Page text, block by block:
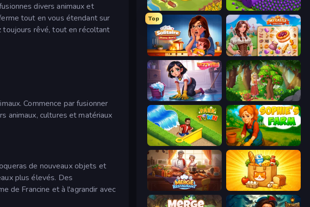
divers animaux et
tout en vous étendant sur
toujours rêvé, tout en récoltant
Commence par fusionner
animaux, cultures et matériaux
de nouveaux objets et
plus élevés. Des
de Francine et à l'agrandir avec
Castle Craft Magic School
Top
Solitaire Home Story My Castle: Merge & Story
Lucy’s Ville Northern Merge
Park Town Sophie's Farm
Merge Restaurant Farm Merge Market